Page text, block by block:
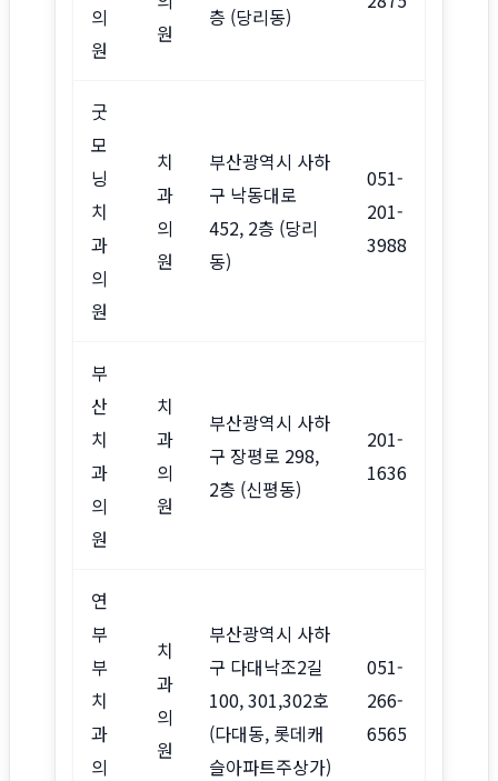
의
원
원
층 (당리동)
굿
모
닝
치
과
의
원
치
과
의
원
부산광역시 사하
구 낙동대로
452, 2층 (당리
동)
051-
201-
3988
부
산
치
과
의
원
치
과
의
원
부산광역시 사하
구 장평로 298,
2층 (신평동)
201-
1636
연
부
부
치
과
의
치
과
의
원
부산광역시 사하
구 다대낙조2길
100, 301,302호
(다대동, 롯데캐
슬아파트주상가)
051-
266-
6565